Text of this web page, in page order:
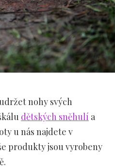
nohy svých
dětských sněhulí a
u nás najdete v
produkty jsou vyrobeny